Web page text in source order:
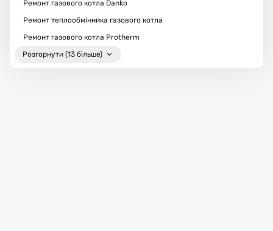
Ремонт газового котла Danko
Ремонт теплообмінника газового котла
Ремонт газового котла Protherm
Розгорнути (13 більше)